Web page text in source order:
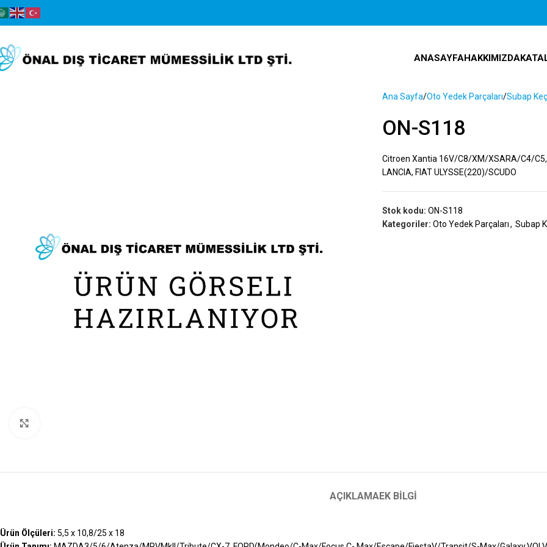
ANASAYFAHAKKIMIZDA
Ana Sayfa Oto Yedek Parçaları Subap
ON-S118
Citroen Xantia 16V/C8/XM/XSARA/C4/
LANCIA, FIAT ULYSSE(220)/SCUDO
Stok kodu: ON-S118
Kategoriler: Oto Yedek Parçaları, Subap
AÇIKLAMAEK BILGI
Ürün Ölçüleri: 5,5 x 10,8/25 x 18